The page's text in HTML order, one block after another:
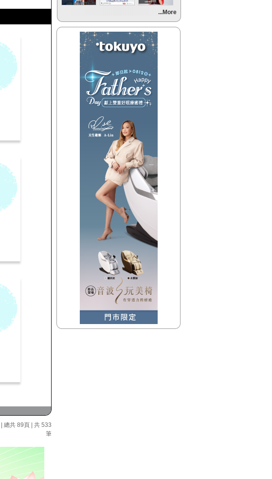
| 總共 89頁 | 共 533
筆
【Next】
【HitFm正在進行】
【Next】
(宜蘭)GOOD MORNING YI-LAN
【HitFm正在進行】
(花東)
流行最精選
(花東)早安東台灣
...More